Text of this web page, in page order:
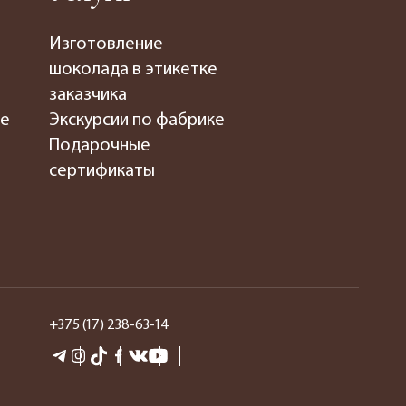
Изготовление
шоколада в этикетке
заказчика
Экскурсии по фабрике
Подарочные
сертификаты
+375 (17) 238-63-14